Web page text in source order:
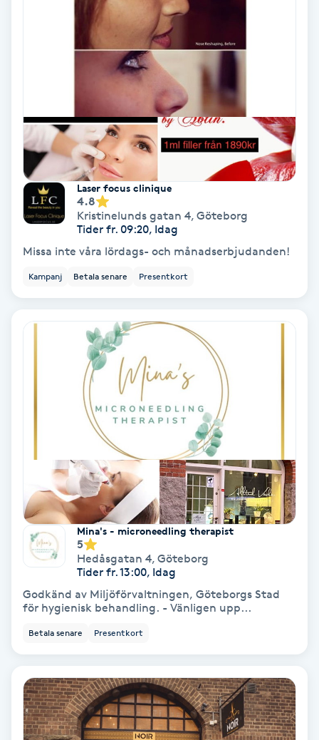
K18
Katun fransar
Kemisk peeling
Keratinbehandling
Kinesisk medicin
Klangmassage
Klippning & Slingor
Klippning ungdom
Koppningsmassage
Kosmetisk tatuering
Kroppsinpackning
Kroppspeeling
Laser focus clinique
4.8
Kristinelunds gatan 4, Göteborg
Tider fr. 09:20, Idag
Missa inte våra lördags- och månadserbjudanden!
Kampanj Betala senare Presentkort
Mina's - microneedling therapist
5
Hedåsgatan 4, Göteborg
Tider fr. 13:00, Idag
Godkänd av Miljöförvaltningen, Göteborgs Stad
för hygienisk behandling. - Vänligen upp...
Betala senare Presentkort